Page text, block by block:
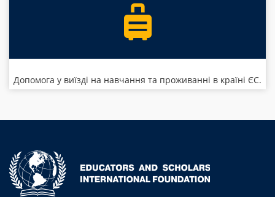
Допомога у виїзді на навчання та проживанні в країні ЄС.